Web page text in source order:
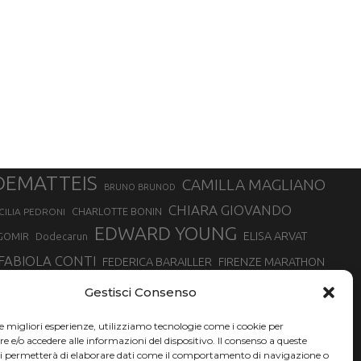
Gestisci Consenso
migliori esperienze, utilizziamo tecnologie come i cookie per
e/o accedere alle informazioni del dispositivo. Il consenso a queste
permetterà di elaborare dati come il comportamento di navigazione o
BRUNO BRUNOD CAMILLA MAGLIANO
PEDRONI CHARLOTTE BONIN CHIARA GIOVANDO
Dodecarun EDWARD YOUNG ELISA ARVAT
FABIOLA CONTI FEDERICA BARAILLER FIRENZE MARATHON
GIOVANNA EPIS GIULIANO CAVALLO
DI TORINO MARATONINA MARCELLA BELLETTI MARCO OLMO